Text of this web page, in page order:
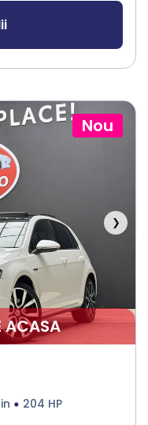
Nou
❯
ACASA
204 HP